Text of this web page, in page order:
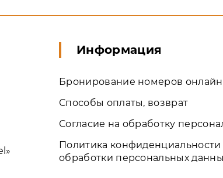
Информация
Бронирование номеров онлайн
Способы оплаты, возврат
Согласие на обработку
Политика
обработки персональных